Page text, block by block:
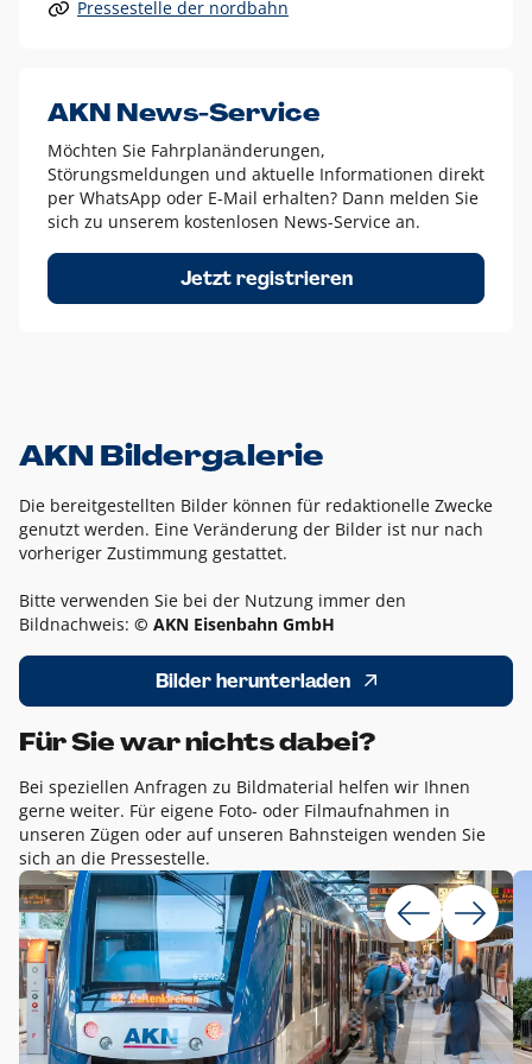
Alle anderen Logo-Varianten dürfen nur in Ausnahmefällen
Diese Ausnahmen sind zum Beispiel:
dem AKN Blau,
weißes Logo auf Fotohintergründen,
schwarzes Logo für reine Schwarz-Weiß-Umsetzungen
Um das Logo herum muss ein Schutzraum von jeweils einer
Höhe bzw. Breite des N aus AKN in alle Richtungen
Pressestelle der nordbahn
AKN News-Service
Möchten Sie Fahrplanänderungen,
Störungsmeldungen und aktuelle Informationen direkt
per WhatsApp oder E-Mail erhalten? Dann melden Sie
sich zu unserem kostenlosen News-Service an.
Jetzt registrieren
AKN Bildergalerie
Die bereitgestellten Bilder können für redaktionelle Zwecke
genutzt werden. Eine Veränderung der Bilder ist nur nach
vorheriger Zustimmung gestattet.
Bitte verwenden Sie bei der Nutzung immer den
Bildnachweis: © AKN Eisenbahn GmbH
Bilder herunterladen
Für Sie war nichts dabei?
Bei speziellen Anfragen zu Bildmaterial helfen wir Ihnen
gerne weiter. Für eigene Foto- oder Filmaufnahmen in
unseren Zügen oder auf unseren Bahnsteigen wenden Sie
sich an die Pressestelle.